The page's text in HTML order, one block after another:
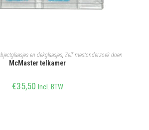
AAN WINKELWAGEN
en dekglaasjes, Zelf mestonderzoek doen
McMaster telkamer
€35,50 Incl. BTW